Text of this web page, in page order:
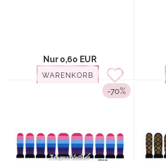
Nur 0,60 EUR
WARENKORB
-70%